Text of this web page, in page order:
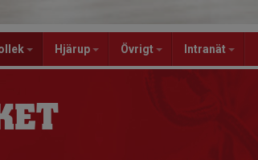
Hjärup Övrigt Intranät